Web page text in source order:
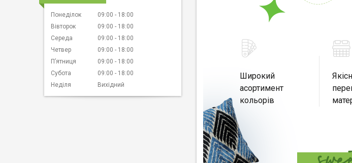
Широкий
асортимент
кольорів
Понеділок 09:00
18:00
Вівторок
09:00
18:00
Середа
09:00
18:00
Четвер
09:00
18:00
Пʼятниця
09:00
18:00
Субота
09:00
18:00
Неділя
Вихідний